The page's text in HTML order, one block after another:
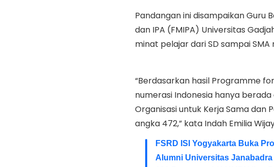
Pandangan ini disampaikan
dan IPA (FMIPA) Universitas
minat pelajar dari SD sampai
“Berdasarkan hasil Programme
numerasi Indonesia hanya
Organisasi untuk Kerja Sama dan
angka 472,” kata Indah Emilia
FSRD ISI Yogyakarta Buka
Alumni Universitas